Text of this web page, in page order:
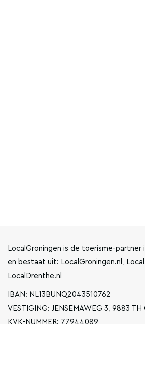
LocalGroningen is de toerisme-partner
en bestaat uit: LocalGroningen.nl,
LocalDrenthe.nl
IBAN: NL13BUNQ2043510762
VESTIGING: JENSEMAWEG 3, 9883 TH
KVK-NUMMER: 77944089